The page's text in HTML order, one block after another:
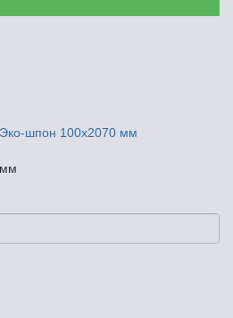
шпон 100x2070 мм